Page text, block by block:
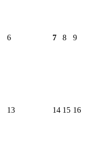
6 7 8 9
13 14 15 16